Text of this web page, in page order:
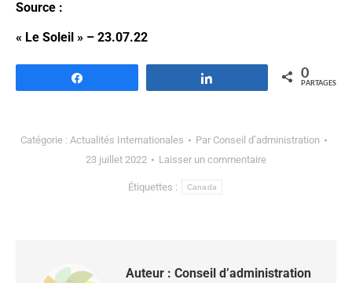
Source :
« Le Soleil » – 23.07.22
0
PARTAGES
Catégorie : Actualités Internationales Par Conseil d’administration
23 juillet 2022
Laisser un commentaire
Étiquettes : Canada
Auteur : Conseil d’administration